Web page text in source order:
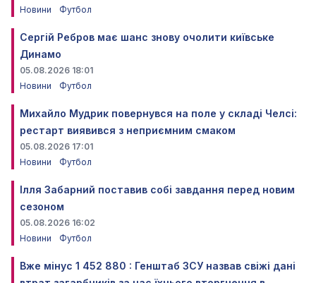
Новини
Футбол
Сергій Ребров має шанс знову очолити київське
Динамо
05.08.2026 18:01
Новини
Футбол
Михайло Мудрик повернувся на поле у складі Челсі:
рестарт виявився з неприємним смаком
05.08.2026 17:01
Новини
Футбол
Ілля Забарний поставив собі завдання перед новим
сезоном
05.08.2026 16:02
Новини
Футбол
Вже мінус 1 452 880 : Генштаб ЗСУ назвав свіжі дані